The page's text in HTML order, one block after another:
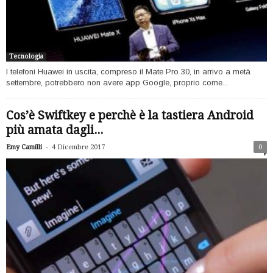
Tecnologia
I telefoni Huawei in uscita, compreso il Mate Pro 30, in arrivo a metà
settembre, potrebbero non avere app Google, proprio come...
Cos’è Swiftkey e perchè è la tastiera Android
più amata dagli...
Emy Camilli - 4 Dicembre 2017 0